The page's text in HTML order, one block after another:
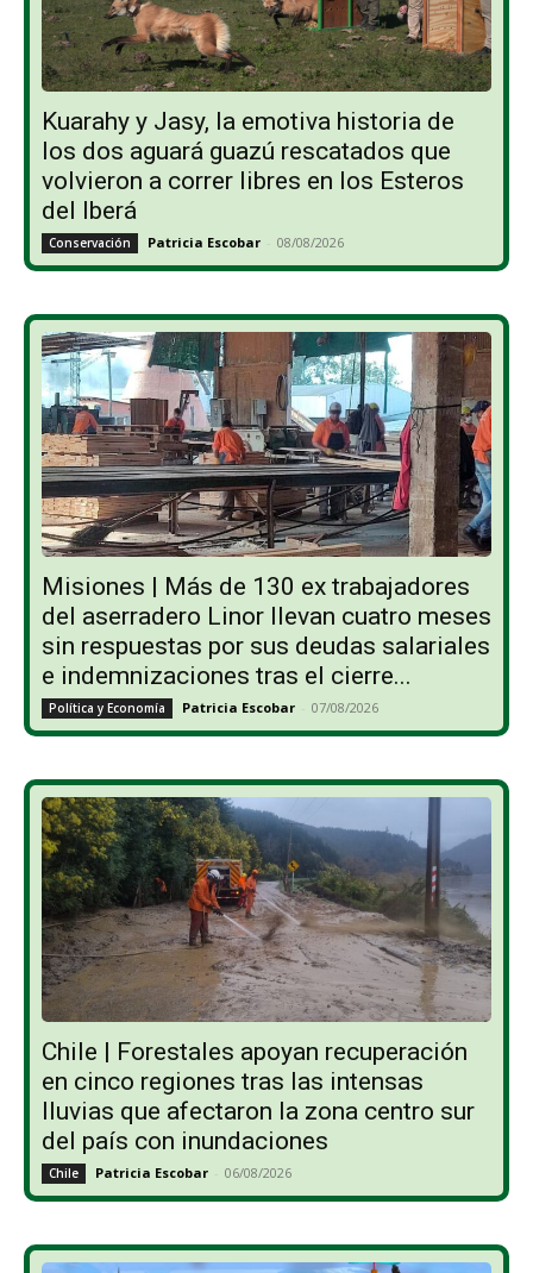
Kuarahy y Jasy, la emotiva historia de
los dos aguará guazú rescatados que
volvieron a correr libres en los Esteros
del Iberá
Conservación Patricia Escobar - 08/08/2026
Misiones | Más de 130 ex trabajadores
del aserradero Linor llevan cuatro meses
sin respuestas por sus deudas salariales
e indemnizaciones tras el cierre...
Política y Economía Patricia Escobar - 07/08/2026
Chile | Forestales apoyan recuperación
en cinco regiones tras las intensas
lluvias que afectaron la zona centro sur
del país con inundaciones
Chile Patricia Escobar - 06/08/2026